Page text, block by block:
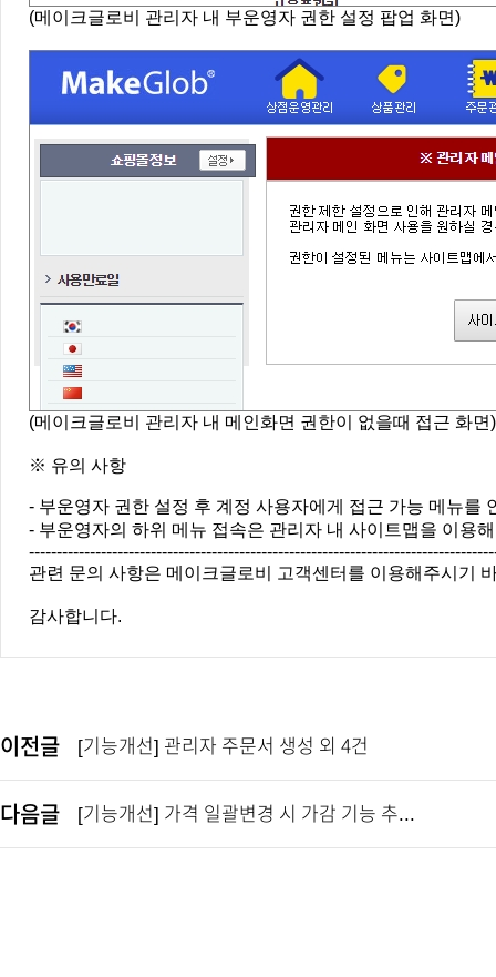
(메이크글로비 관리자 내 부운영자 권한 설정 팝업 화면)
(메이크글로비 관리자 내 메인화면 권한이 없을때 접근 화면)
※ 유의 사항
- 부운영자 권한 설정 후 계정 사용자에게 접근 가능 메뉴를
- 부운영자의 하위 메뉴 접속은 관리자 내 사이트맵을 이용
관련 문의 사항은 메이크글로비 고객센터를 이용해주시기
감사합니다.
이전글 [기능개선] 관리자 주문서 생성 외 4건
다음글 [기능개선] 가격 일괄변경 시 가감 기능 추...